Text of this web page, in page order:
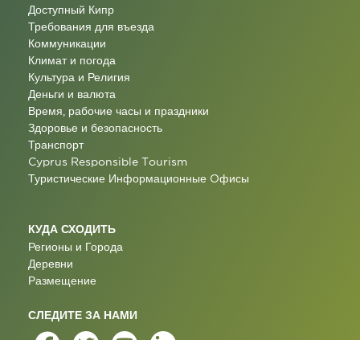
Доступный Кипр
Требования для въезда
Коммуникации
Климат и погода
Культура и Религия
Деньги и валюта
Время, рабочие часы и праздники
Здоровье и безопасность
Транспорт
Cyprus Responsible Tourism
Туристические Информационные Oфисы
КУДА СХОДИТЬ
Регионы и Города
Деревни
Размещение
СЛЕДИТЕ ЗА НАМИ